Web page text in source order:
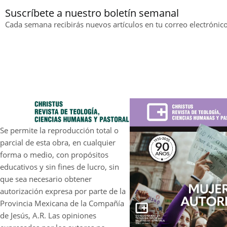
Suscríbete a nuestro boletín semanal
Cada semana recibirás nuevos artículos en tu correo
Se permite la reproducción total o
parcial de esta obra, en cualquier
forma o medio, con propósitos
educativos y sin fines de lucro, sin
que sea necesario obtener
autorización expresa por parte de la
Provincia Mexicana de la Compañía
de Jesús, A.R. Las opiniones